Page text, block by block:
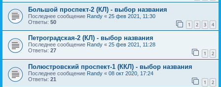
Большой проспект-2 (КЛ) - выбор названия
Последнее сообщение Randy « 25 фев 2021, 11:30
Ответы: 50 1 2 3 4
Петроградская-2 (КЛ) - выбор названия
Последнее сообщение Randy « 25 фев 2021, 11:28
Ответы: 27 1 2
Полюстровский проспект-1 (ККЛ) - выбор названия
Последнее сообщение Randy « 08 окт 2020, 17:24
Ответы: 21 1 2